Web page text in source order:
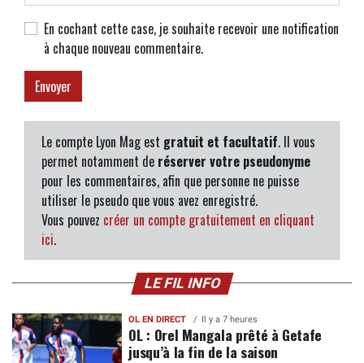
En cochant cette case, je souhaite recevoir une notification
à chaque nouveau commentaire.
Le compte Lyon Mag est gratuit et facultatif. Il vous
permet notamment de réserver votre pseudonyme
pour les commentaires, afin que personne ne puisse
utiliser le pseudo que vous avez enregistré.
Vous pouvez créer un compte gratuitement en cliquant
ici.
LE FIL INFO
OL EN DIRECT Il y a 7 heures
OL : Orel Mangala prêté à Getafe
jusqu’à la fin de la saison